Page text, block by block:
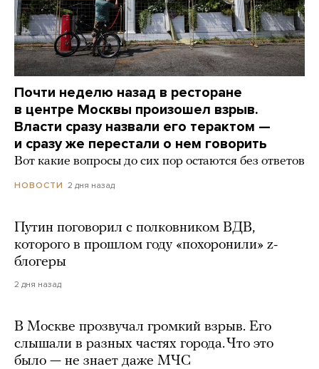
Почти неделю назад в ресторане
в центре Москвы произошел взрыв.
Власти сразу назвали его терактом —
и сразу же перестали о нем говорить
Вот какие вопросы до сих пор остаются без ответов
НОВОСТИ 2 дня назад
Путин поговорил с полковником ВДВ,
которого в прошлом году «похоронили» z-
блогеры
2 дня назад
В Москве прозвучал громкий взрыв. Его
слышали в разных частях города. Что это
было — не знает даже МЧС